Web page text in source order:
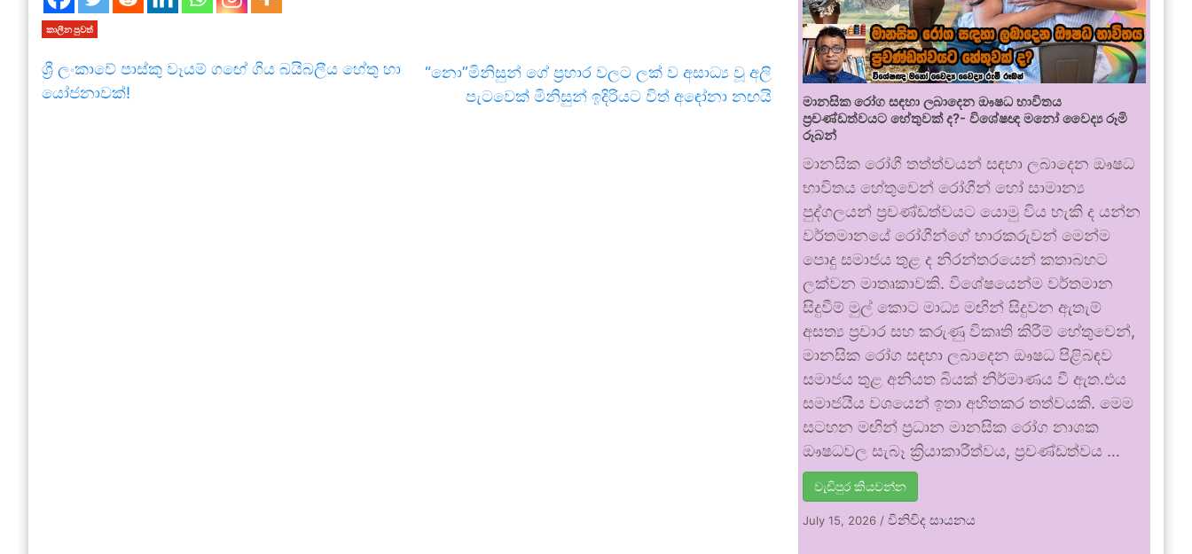
කාලීන පුවත්
ශ්‍රී ලංකාවේ පාස්කු වෑයම් ගඟේ ගිය බයිබලීය හේතු හා
යෝජනාවක්!
“නො”මිනිසුන් ගේ ප්‍රහාර වලට ලක් ව අසාධ්‍ය වූ අලි
පැටවෙක් මිනිසුන් ඉදිරියට විත් අඳෝනා නඟයි
මානසික රෝග සඳහා ලබාදෙන ඖෂධ භාවිතය
ප්‍රචණ්ඩත්වයට හේතුවක් ද?- විශේෂඥ මනෝ වෛද්‍ය රූමි
රූබන්
මානසික රෝගී තත්ත්වයන් සඳහා ලබාදෙන ඖෂධ
භාවිතය හේතුවෙන් රෝගීන් හෝ සාමාන්‍ය
පුද්ගලයන් ප්‍රචණ්ඩත්වයට යොමු විය හැකි ද යන්න
වර්තමානයේ රෝගීන්ගේ භාරකරුවන් මෙන්ම
පොදු සමාජය තුළ ද නිරන්තරයෙන් කතාබහට
ලක්වන මාතෘකාවකි. විශේෂයෙන්ම වර්තමාන
සිදුවීම් මුල් කොට මාධ්‍ය මඟින් සිදුවන ඇතැම්
අසත්‍ය ප්‍රචාර සහ කරුණු විකෘති කිරීම් හේතුවෙන්,
මානසික රෝග සඳහා ලබාදෙන ඖෂධ පිළිබඳව
සමාජය තුළ අනියත බියක් නිර්මාණය වී ඇත.එය
සමාජයීය වශයෙන් ඉතා අහිතකර තත්වයකි. මෙම
සටහන මඟින් ප්‍රධාන මානසික රෝග නාශක
ඖෂධවල සැබෑ ක්‍රියාකාරීත්වය, ප්‍රචණ්ඩත්වය …
වැඩිපුර කියවන්න
July 15, 2026 /විනිවිද සායනය